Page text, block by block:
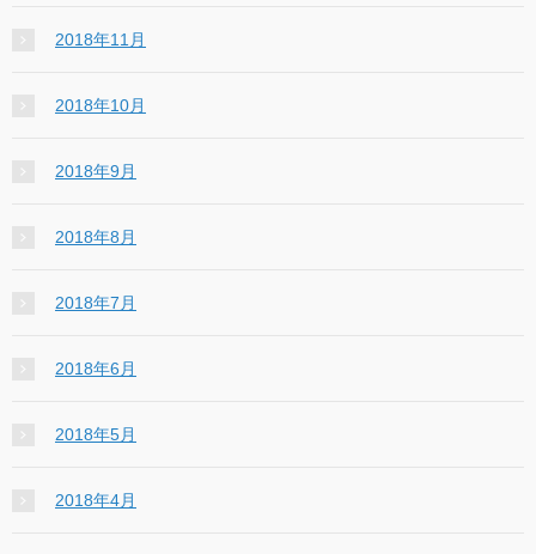
2018年11月
2018年10月
2018年9月
2018年8月
2018年7月
2018年6月
2018年5月
2018年4月